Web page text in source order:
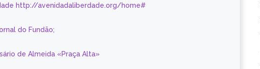
http://avenidadaliberdade.org/home#
do Fundão;
de Almeida «Praça Alta»